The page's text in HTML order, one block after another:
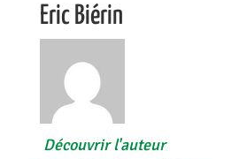
Eric Biérin
Découvrir l'auteur